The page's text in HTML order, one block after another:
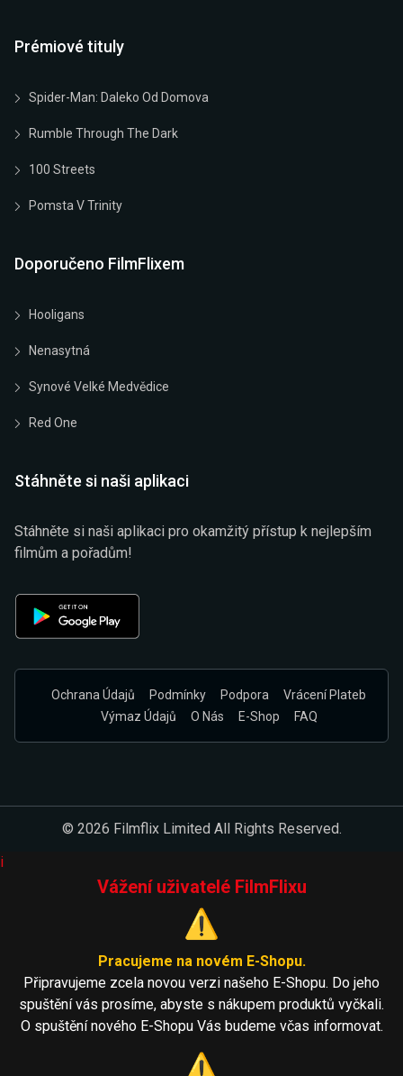
Prémiové tituly
Spider-Man: Daleko Od Domova
Rumble Through The Dark
100 Streets
Pomsta V Trinity
Doporučeno FilmFlixem
Hooligans
Nenasytná
Synové Velké Medvědice
Red One
Stáhněte si naši aplikaci
Stáhněte si naši aplikaci pro okamžitý přístup k nejlepším
filmům a pořadům!
Ochrana Údajů Podmínky Podpora
Vrácení Plateb
Výmaz Údajů
O Nás E-Shop FAQ
© 2026 Filmflix Limited All Rights Reserved.
i
Vážení uživatelé FilmFlixu
⚠️
Pracujeme na novém E-Shopu.
Připravujeme zcela novou verzi našeho E-Shopu. Do jeho
spuštění vás prosíme, abyste s nákupem produktů vyčkali.
O spuštění nového E-Shopu Vás budeme včas informovat.
⚠️